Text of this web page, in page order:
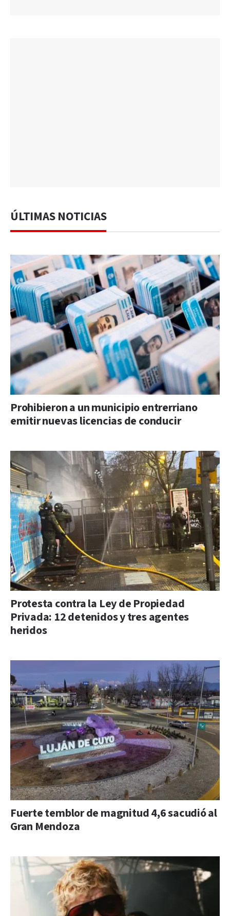
ÚLTIMAS NOTICIAS
Prohibieron a un municipio entrerriano
emitir nuevas licencias de conducir
Protesta contra la Ley de Propiedad
Privada: 12 detenidos y tres agentes
heridos
Fuerte temblor de magnitud 4,6 sacudió al
Gran Mendoza